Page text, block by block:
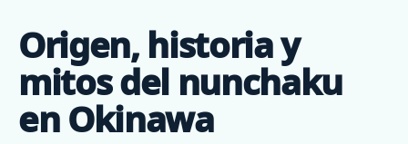
Origen, historia y
mitos del nunchaku
en Okinawa